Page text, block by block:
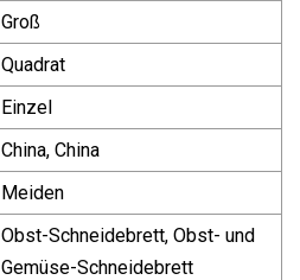
Groß
Quadrat
Einzel
China, China
Meiden
Obst-Schneidebrett, Obst- und
Gemüse-Schneidebrett